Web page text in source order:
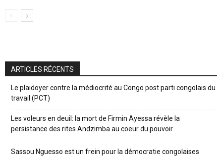
ARTICLES RÉCENTS
Le plaidoyer contre la médiocrité au Congo post parti congolais du
travail (PCT)
Les voleurs en deuil: la mort de Firmin Ayessa révèle la
persistance des rites Andzimba au coeur du pouvoir
Sassou Nguesso est un frein pour la démocratie congolaises